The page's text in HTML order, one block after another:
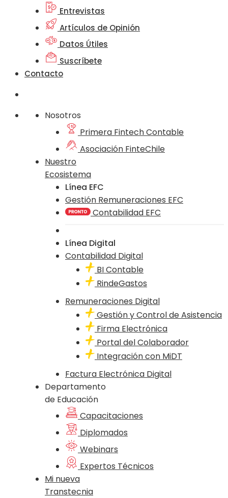
Entrevistas
Artículos de Opinión
Datos Útiles
Suscríbete
Contacto
Nosotros
Primera Fintech Contable
Asociación FinteChile
Nuestro
Ecosistema
Línea EFC
Gestión Remuneraciones EFC
Contabilidad EFC
Línea Digital
Contabilidad Digital
BI Contable
RindeGastos
Remuneraciones Digital
Gestión y Control de Asistencia
Firma Electrónica
Portal del Colaborador
Integración con MiDT
Factura Electrónica Digital
Departamento
de Educación
Capacitaciones
Diplomados
Webinars
Expertos Técnicos
Mi nueva
Transtecnia